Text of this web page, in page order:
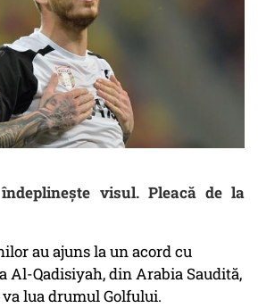
visul. Pleacă de la
au ajuns la un acord cu
Al-Qadisiyah, din Arabia Saudită,
lua drumul Golfului.